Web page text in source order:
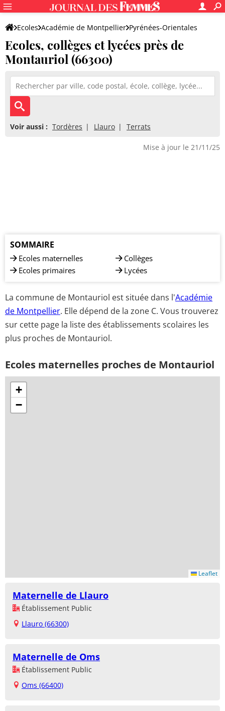
Ecoles Académie de Montpellier Pyrénées-Orientales
Ecoles, collèges et lycées près de
Montauriol (66300)
Voir aussi : Tordères Llauro Terrats
Mise à jour le 21/11/25
SOMMAIRE
Ecoles maternelles
Ecoles primaires
Collèges
Lycées
La commune de Montauriol est située dans l'Académie
de Montpellier. Elle dépend de la zone C. Vous trouverez
sur cette page la liste des établissements scolaires les
plus proches de Montauriol.
Ecoles maternelles proches de Montauriol
+
−
Leaflet
Maternelle de Llauro
Établissement Public
Llauro (66300)
Maternelle de Oms
Établissement Public
Oms (66400)